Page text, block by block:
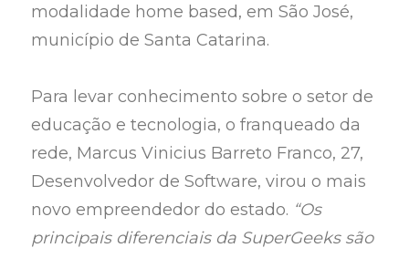
modalidade home based, em São José,
município de Santa Catarina.
Para levar conhecimento sobre o setor de
educação e tecnologia, o franqueado da
rede, Marcus Vinicius Barreto Franco, 27,
Desenvolvedor de Software, virou o mais
novo empreendedor do estado. “Os
principais diferenciais da SuperGeeks são